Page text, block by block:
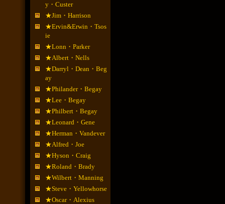
y・Custer
★Jim・Harrison
★Ervin&Erwin・Tsos
ie
★Lonn・Parker
★Albert・Nells
★Darryl・Dean・Beg
ay
★Philander・Begay
★Lee・Begay
★Philbert・Begay
★Leonard・Gene
★Herman・Vandever
★Alfred・Joe
★Hyson・Craig
★Roland・Brady
★Wilbert・Manning
★Steve・Yellowhorse
★Oscar・Alexius